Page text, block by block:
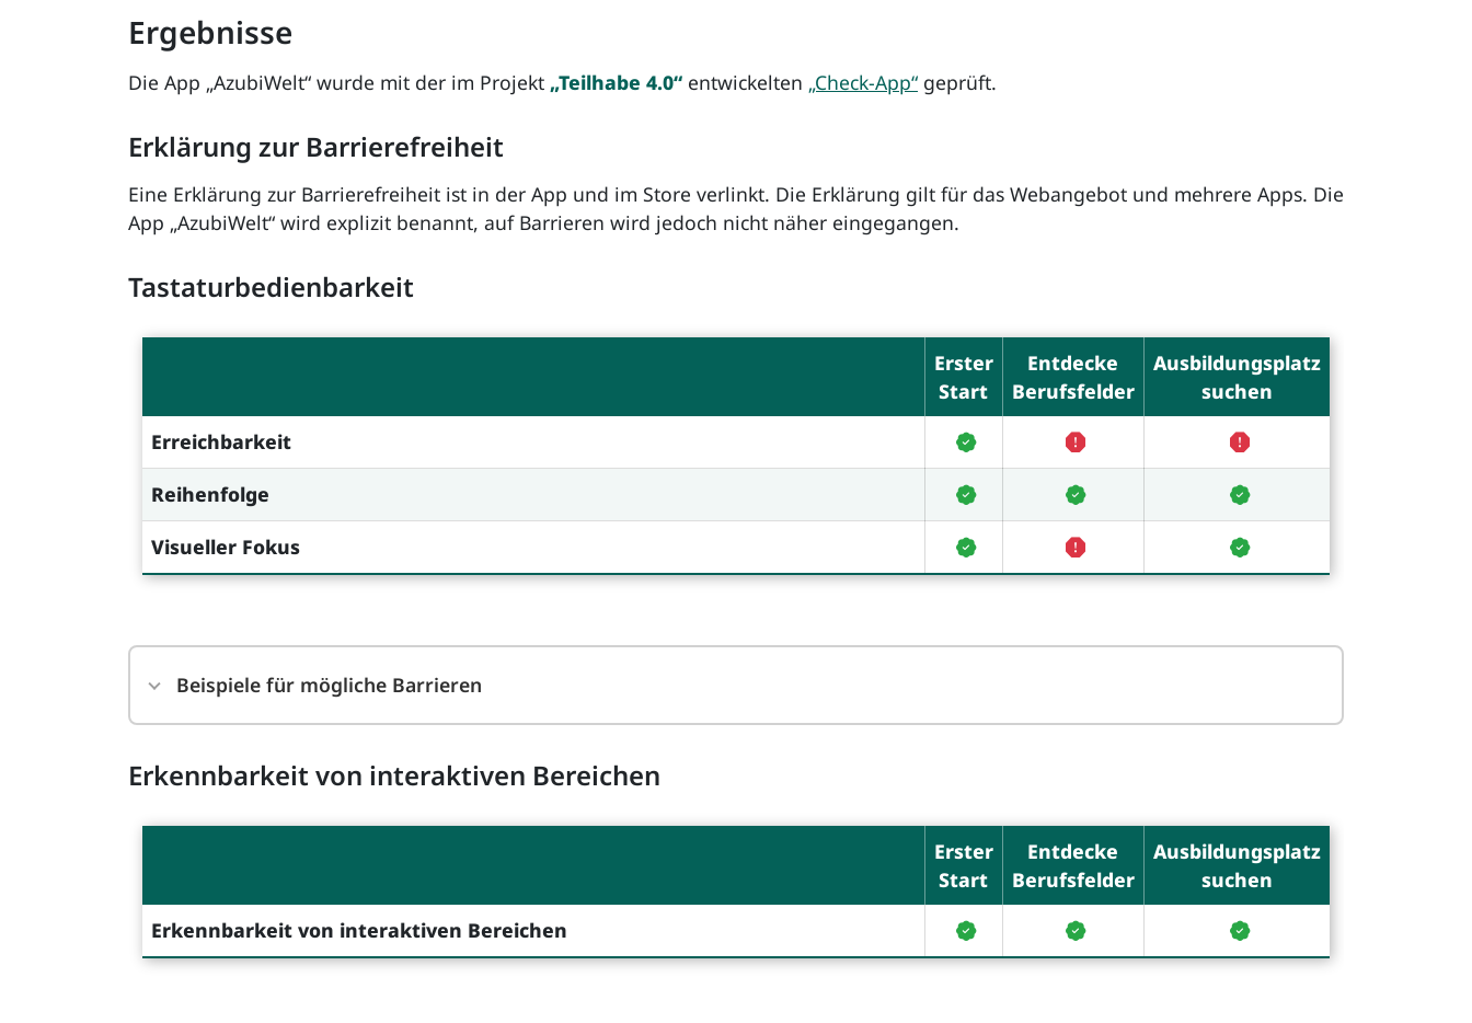
Ergebnisse
Die App „AzubiWelt“ wurde mit der im Projekt „Teilhabe 4.0“ entwickelten „Check-App“ geprüft.
Erklärung zur Barrierefreiheit
Eine Erklärung zur Barrierefreiheit ist in der App und im Store verlinkt. Die Erklärung gilt für das Webangebot und mehrere Apps. Die
App „AzubiWelt“ wird explizit benannt, auf Barrieren wird jedoch nicht näher eingegangen.
Tastaturbedienbarkeit
Erster
Start
Entdecke
Berufsfelder
Ausbildungsplatz
suchen
Erreichbarkeit
Reihenfolge
Visueller Fokus
Beispiele für mögliche Barrieren
Erkennbarkeit von interaktiven Bereichen
Erster
Start
Entdecke
Berufsfelder
Ausbildungsplatz
suchen
Erkennbarkeit von interaktiven Bereichen